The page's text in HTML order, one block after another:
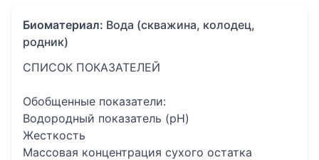
Биоматериал: Вода (скважина, колодец,
родник)
СПИСОК ПОКАЗАТЕЛЕЙ
Обобщенные показатели:
Водородный показатель (pH)
Жесткость
Массовая концентрация сухого остатка